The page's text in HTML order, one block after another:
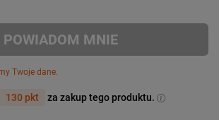
POWIADOM MNIE
Twoje dane.
130 pkt za zakup tego produktu.